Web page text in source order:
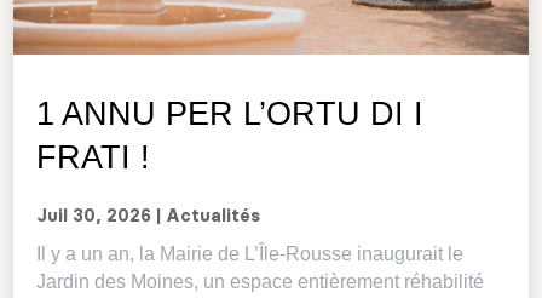
1 ANNU PER L’ORTU DI I
FRATI !
Juil 30, 2026 Actualités
Il y a un an, la Mairie de L’Île-Rousse inaugurait le
Jardin des Moines, un espace entièrement réhabilité